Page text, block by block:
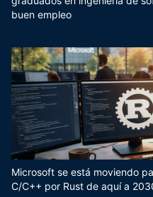
buen empleo
Microsoft se está moviendo
C/C++ por Rust de aquí a